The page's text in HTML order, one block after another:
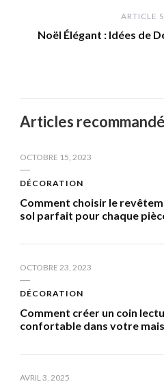
ARTICLE
Noël Élégant : Idées de
Articles
OCTOBRE 15, 2023
DÉCORATION
Comment choisir le
sol parfait pour chaque
OCTOBRE 23, 2023
DÉCORATION
Comment créer un coin
confortable dans votre
AVRIL 3, 2025